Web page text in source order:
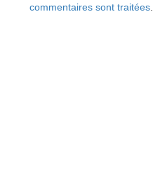
commentaires sont traitées.